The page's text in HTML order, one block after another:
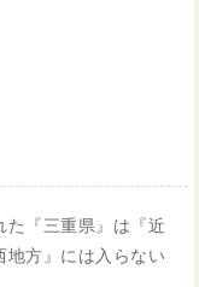
た『三重県』は『近
地方』には入らない